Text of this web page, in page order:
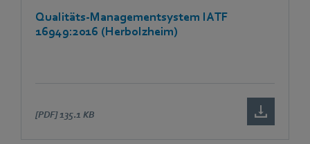
Qualitäts-Managementsystem IATF
16949:2016 (Herbolzheim)
[PDF] 135.1 KB